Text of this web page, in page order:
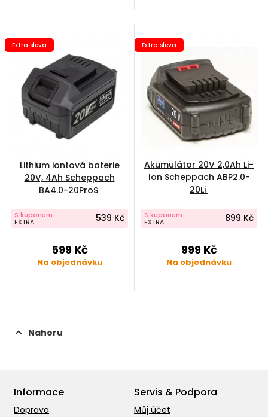
Extra sleva
Lithium iontová baterie
20V, 4Ah Scheppach
BA4.0-20ProS
S kuponem
EXTRA 539 Kč
599 Kč
Na objednávku
Extra sleva
Akumulátor 20V 2,0Ah Li-
Ion Scheppach ABP2.0-
20Li
S kuponem
EXTRA 899 Kč
999 Kč
Na objednávku
Nahoru
Informace
Doprava
Servis & Podpora
Můj účet